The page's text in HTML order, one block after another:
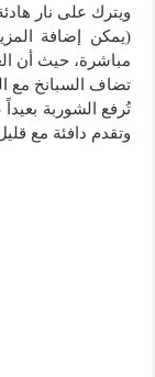
ويترك على نار هادئة لمدة 15 دقيقة أو حتى
(يمكن إضافة
مباشرة، حيث أن
تضاف السبانخ مع
تُرفع الشوربة
وتقدم دافئة مع